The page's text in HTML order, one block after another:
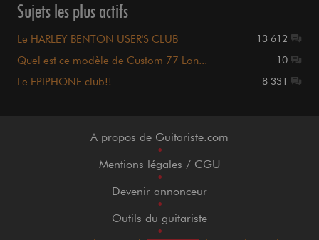
Sujets les plus actifs
Le HARLEY BENTON USER'S CLUB 13 612
Quel est ce modèle de Custom 77 Lon... 10
Le EPIPHONE club!! 8 331
A propos de Guitariste.com
•
Mentions légales / CGU
•
Devenir annonceur
•
Outils du guitariste
•